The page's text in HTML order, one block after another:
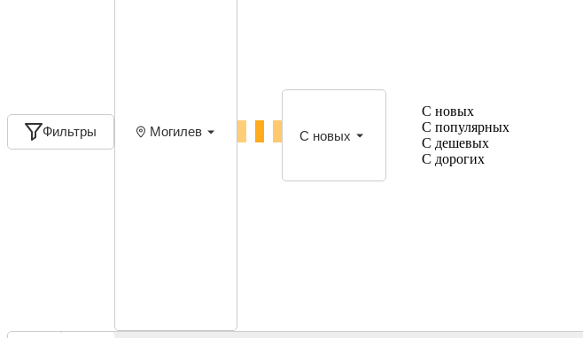
Фильтры Могилев С новых
С новых
С популярных
С дешевых
С дорогих